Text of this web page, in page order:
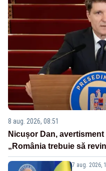
8 aug. 2026, 08:51
Nicușor Dan,
„România trebuie să
7 aug. 2026,